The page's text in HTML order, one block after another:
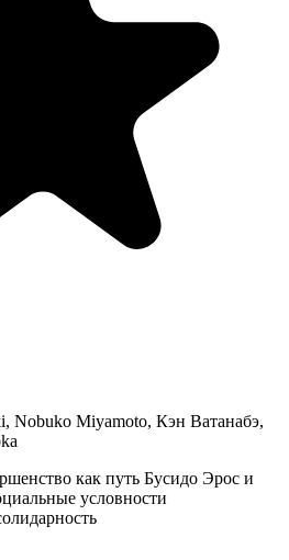
Nobuko Miyamoto, Кэн Ватанабэ,
как путь Бусидо Эрос и
условности